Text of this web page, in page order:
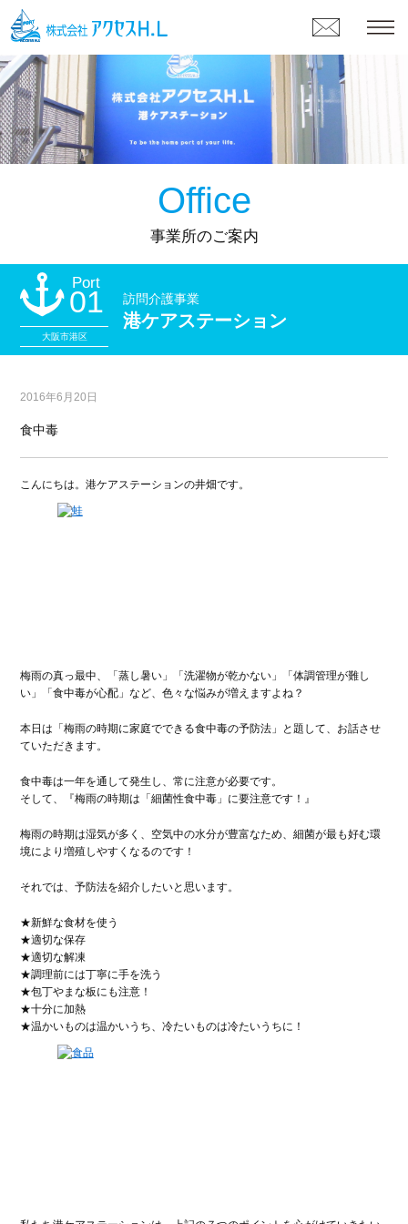
Office
事業所のご案内
Port
01
大阪市港区
訪問介護事業
港ケアステーション
2016年6月20日
食中毒
こんにちは。港ケアステーションの井畑です。
梅雨の真っ最中、「蒸し暑い」「洗濯物が乾かない」「体調管理が難し
い」「食中毒が心配」など、色々な悩みが増えますよね？
本日は「梅雨の時期に家庭でできる食中毒の予防法」と題して、お話させ
ていただきます。
食中毒は一年を通して発生し、常に注意が必要です。
そして、『梅雨の時期は「細菌性食中毒」に要注意です！』
梅雨の時期は湿気が多く、空気中の水分が豊富なため、細菌が最も好む環
境により増殖しやすくなるのです！
それでは、予防法を紹介したいと思います。
★新鮮な食材を使う
★適切な保存
★適切な解凍
★調理前には丁寧に手を洗う
★包丁やまな板にも注意！
★十分に加熱
★温かいものは温かいうち、冷たいものは冷たいうちに！